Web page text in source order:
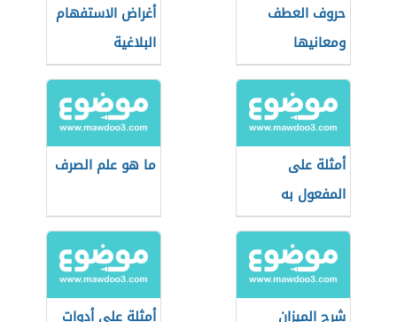
حروف العطف
ومعانيها
أغراض الاستفهام
البلاغية
أمثلة على
المفعول به
ما هو علم الصرف
شرح الميزان
أمثلة على أدوات